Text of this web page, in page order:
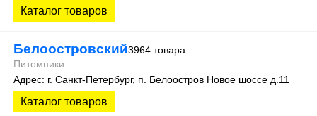
Каталог товаров
Белоостровский3964 товара
Питомники
Адрес: г. Санкт-Петербург, п. Белоостров Новое шоссе д.11
Каталог товаров